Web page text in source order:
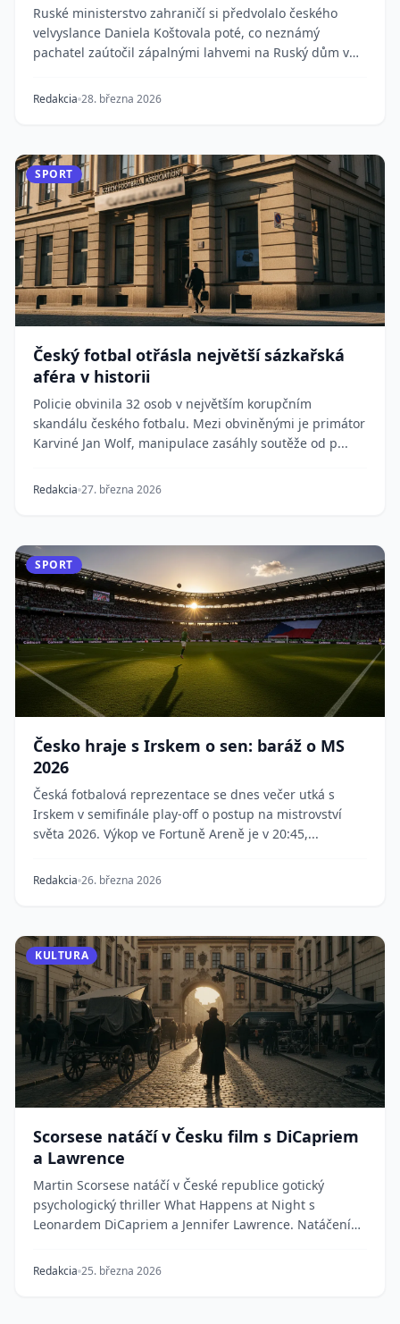
Ruské ministerstvo zahraničí si předvolalo českého
velvyslance Daniela Koštovala poté, co neznámý
pachatel zaútočil zápalnými lahvemi na Ruský dům v
Redakcia 28. března 2026
SPORT
Český fotbal otřásla největší sázkařská
aféra v historii
Policie obvinila 32 osob v největším korupčním
skandálu českého fotbalu. Mezi obviněnými je primátor
Karviné Jan Wolf, manipulace zasáhly soutěže od p...
Redakcia 27. března 2026
SPORT
Česko hraje s Irskem o sen: baráž o MS
2026
Česká fotbalová reprezentace se dnes večer utká s
Irskem v semifinále play-off o postup na mistrovství
světa 2026. Výkop ve Fortuně Areně je v 20:45,...
Redakcia 26. března 2026
KULTURA
Scorsese natáčí v Česku film s DiCapriem
a Lawrence
Martin Scorsese natáčí v České republice gotický
psychologický thriller What Happens at Night s
Leonardem DiCapriem a Jennifer Lawrence. Natáčení
Redakcia 25. března 2026